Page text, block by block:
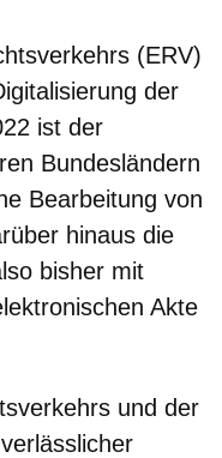
(ERV)
der
ist der
Bundesländern
Bearbeitung von
hinaus die
bisher mit
Akte
und der